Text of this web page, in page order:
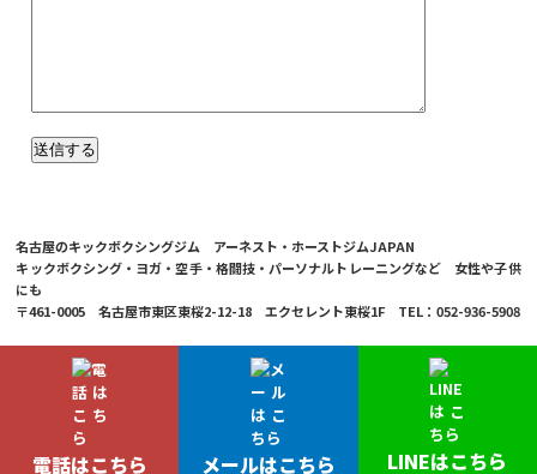
電話はこちら メールはこちら LINEはこちら
名古屋のキックボクシングジム アーネスト・ホーストジムJAPAN
キックボクシング・ヨガ・空手・格闘技・パーソナルトレーニングなど 女性や子供
にも
〒461-0005 名古屋市東区東桜2-12-18 エクセレント東桜1F TEL：052-936-5908
© 2026 Ernesto Hoost Gym Japan Co.,LTD.